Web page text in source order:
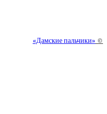
«Дамские пальчики» ©